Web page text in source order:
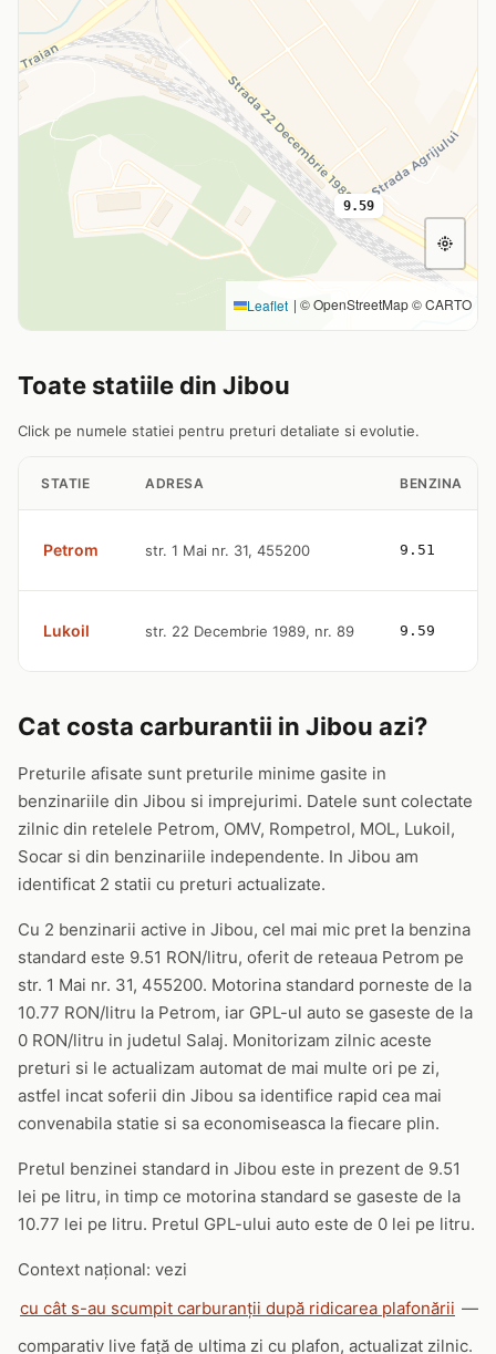
9.59
Leaflet | © OpenStreetMap © CARTO
Toate statiile din Jibou
Click pe numele statiei pentru preturi detaliate si evolutie.
STATIE ADRESA BENZINA
Petrom str. 1 Mai nr. 31, 455200 9.51
Lukoil str. 22 Decembrie 1989, nr. 89 9.59
Cat costa carburantii in Jibou azi?
Preturile afisate sunt preturile minime gasite in
benzinariile din Jibou si imprejurimi. Datele sunt colectate
zilnic din retelele Petrom, OMV, Rompetrol, MOL, Lukoil,
Socar si din benzinariile independente. In Jibou am
identificat 2 statii cu preturi actualizate.
Cu 2 benzinarii active in Jibou, cel mai mic pret la benzina
standard este 9.51 RON/litru, oferit de reteaua Petrom pe
str. 1 Mai nr. 31, 455200. Motorina standard porneste de la
10.77 RON/litru la Petrom, iar GPL-ul auto se gaseste de la
0 RON/litru in judetul Salaj. Monitorizam zilnic aceste
preturi si le actualizam automat de mai multe ori pe zi,
astfel incat soferii din Jibou sa identifice rapid cea mai
convenabila statie si sa economiseasca la fiecare plin.
Pretul benzinei standard in Jibou este in prezent de 9.51
lei pe litru, in timp ce motorina standard se gaseste de la
10.77 lei pe litru. Pretul GPL-ului auto este de 0 lei pe litru.
Context național: vezi
cu cât s-au scumpit carburanții după ridicarea plafonării —
comparativ live față de ultima zi cu plafon, actualizat zilnic.